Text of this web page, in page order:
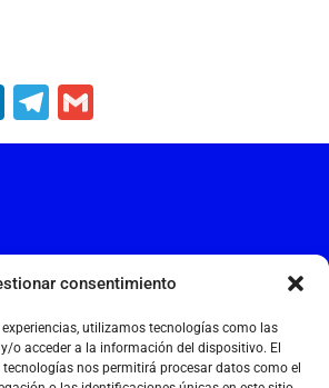
consentimiento
experiencias, utilizamos tecnologías como las
o acceder a la información del dispositivo. El
nos permitirá procesar datos como el
Li
n
dI
n
T
el
a
m
m
– Nave 7
Magarola
– Barcelona